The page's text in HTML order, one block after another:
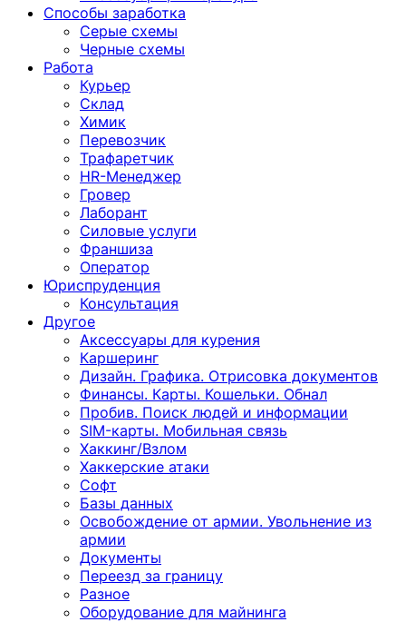
Способы заработка
Серые схемы
Черные схемы
Работа
Курьер
Склад
Химик
Перевозчик
Трафаретчик
HR-Менеджер
Гровер
Лаборант
Силовые услуги
Франшиза
Оператор
Юриспруденция
Консультация
Другoе
Аксессуары для курения
Каршеринг
Дизайн. Графика. Отрисовка документов
Финансы. Карты. Кошельки. Обнал
Пробив. Поиск людей и информации
SIM-карты. Мобильная связь
Хаккинг/Взлом
Хаккерские атаки
Софт
Базы данных
Освобождение от армии. Увольнение из
армии
Документы
Переезд за границу
Разное
Оборудование для майнинга